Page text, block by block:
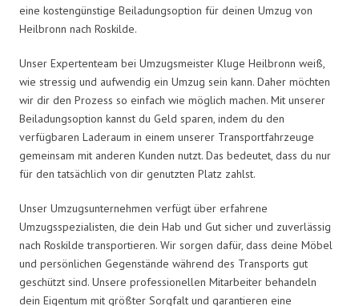
eine kostengünstige Beiladungsoption für deinen Umzug von
Heilbronn nach Roskilde.
Unser Expertenteam bei Umzugsmeister Kluge Heilbronn weiß,
wie stressig und aufwendig ein Umzug sein kann. Daher möchten
wir dir den Prozess so einfach wie möglich machen. Mit unserer
Beiladungsoption kannst du Geld sparen, indem du den
verfügbaren Laderaum in einem unserer Transportfahrzeuge
gemeinsam mit anderen Kunden nutzt. Das bedeutet, dass du nur
für den tatsächlich von dir genutzten Platz zahlst.
Unser Umzugsunternehmen verfügt über erfahrene
Umzugsspezialisten, die dein Hab und Gut sicher und zuverlässig
nach Roskilde transportieren. Wir sorgen dafür, dass deine Möbel
und persönlichen Gegenstände während des Transports gut
geschützt sind. Unsere professionellen Mitarbeiter behandeln
dein Eigentum mit größter Sorgfalt und garantieren eine